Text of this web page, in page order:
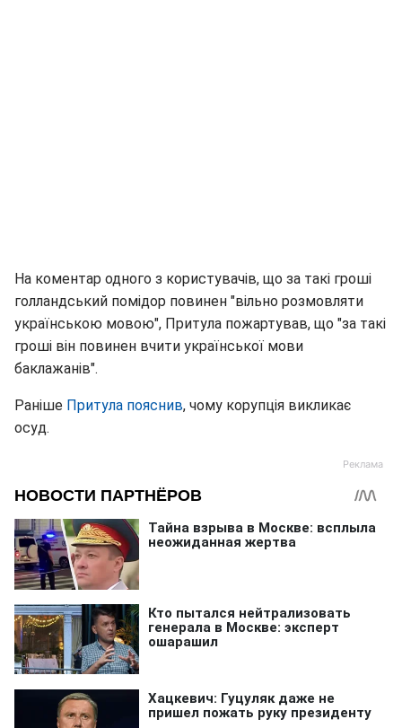
На коментар одного з користувачів, що за такі гроші
голландський помідор повинен "вільно розмовляти
українською мовою", Притула пожартував, що "за такі
гроші він повинен вчити української мови
баклажанів".
Раніше Притула пояснив, чому корупція викликає
осуд.